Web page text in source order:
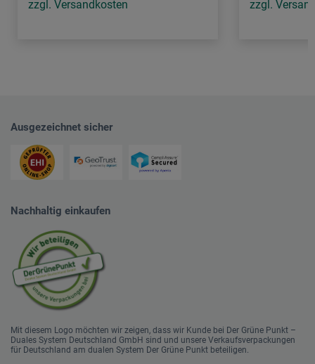
zzgl. Versandkosten zzgl.
Ausgezeichnet sicher
Nachhaltig einkaufen
Mit diesem Logo möchten wir zeigen, dass wir Kunde bei Der Grüne Punkt –
Duales System Deutschland GmbH sind und unsere Verkaufsverpackungen
für Deutschland am dualen System Der Grüne Punkt beteiligen.